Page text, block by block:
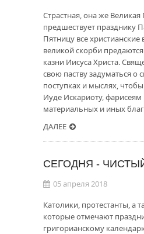
Страстная, она же Великая
предшествует празднику
Пятницу все
великой скорби
казни Иисуса Христа.
свою паству задуматься о
поступках и мыслях,
Иуде Искариоту,
материальных и иных
ДАЛЕЕ
СЕГОДНЯ -
05 апреля 2018
Католики, протестанты, а
которые отмечают
григорианскому